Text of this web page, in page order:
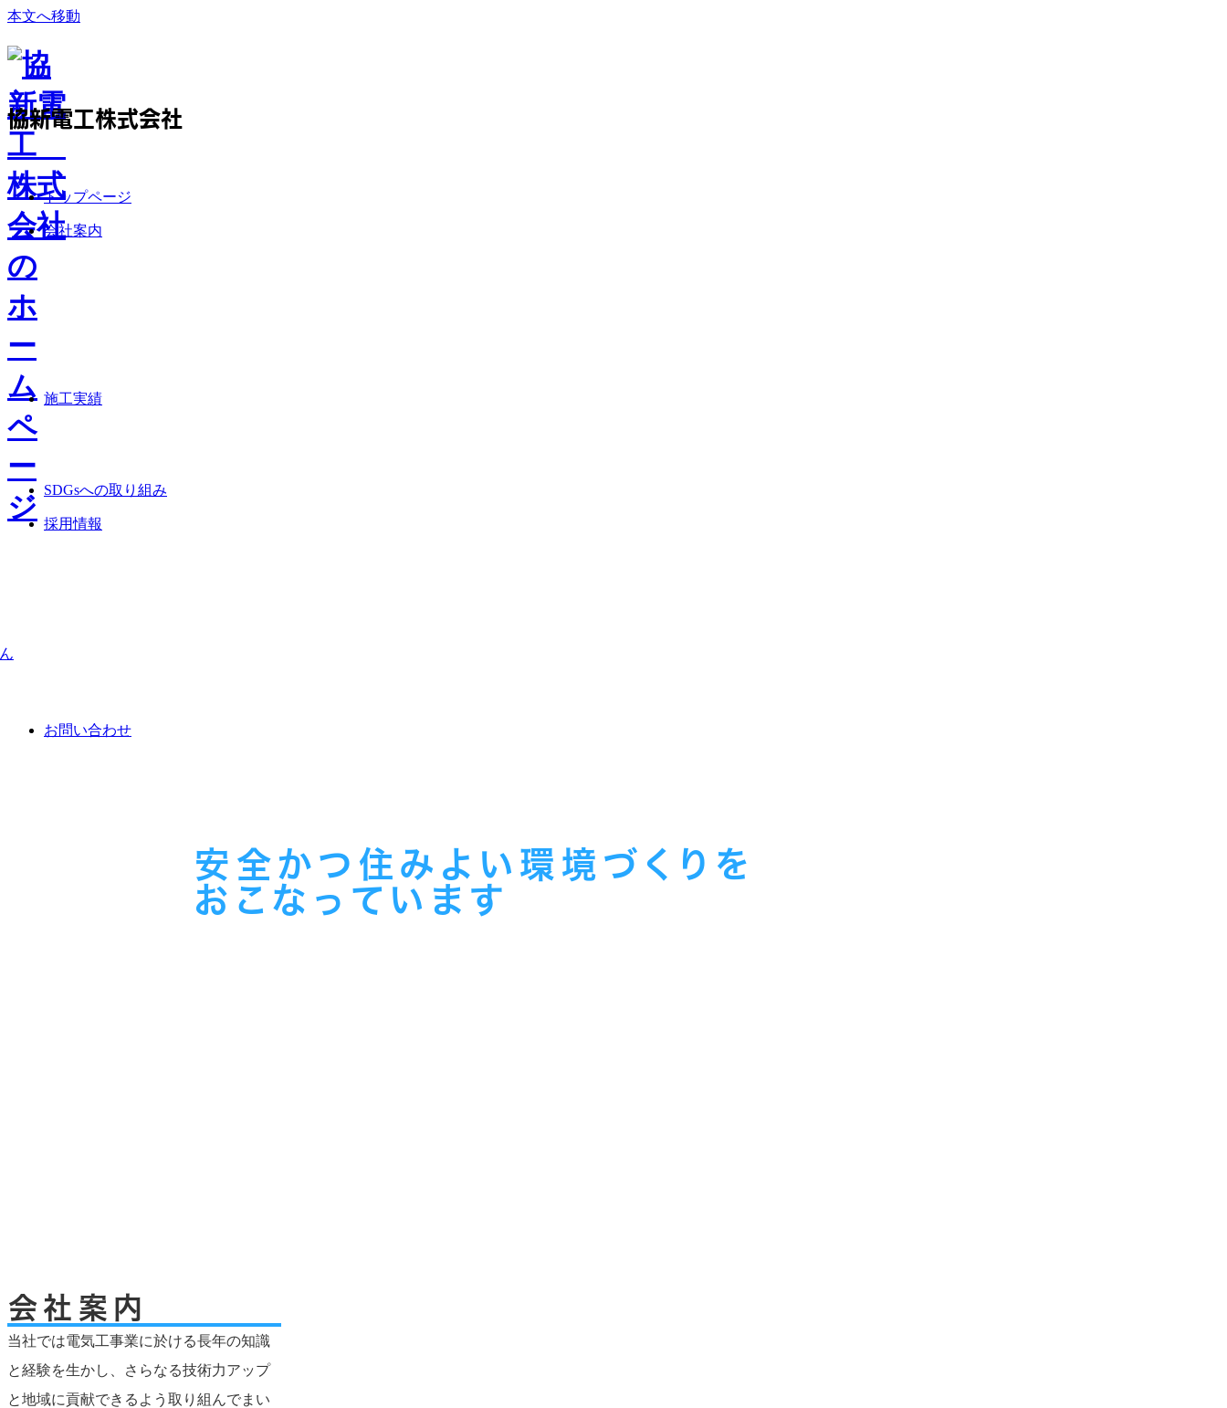
本文へ移動
協新電工株式会社
トップページ
会社案内
施工実績
SDGsへの取り組み
採用情報
お問い合わせ
安全かつ住みよい環境づくりを
おこなっています
会社案内
当社では電気工事業に於ける長年の知識
と経験を生かし、さらなる技術力アップ
と地域に貢献できるよう取り組んでまい